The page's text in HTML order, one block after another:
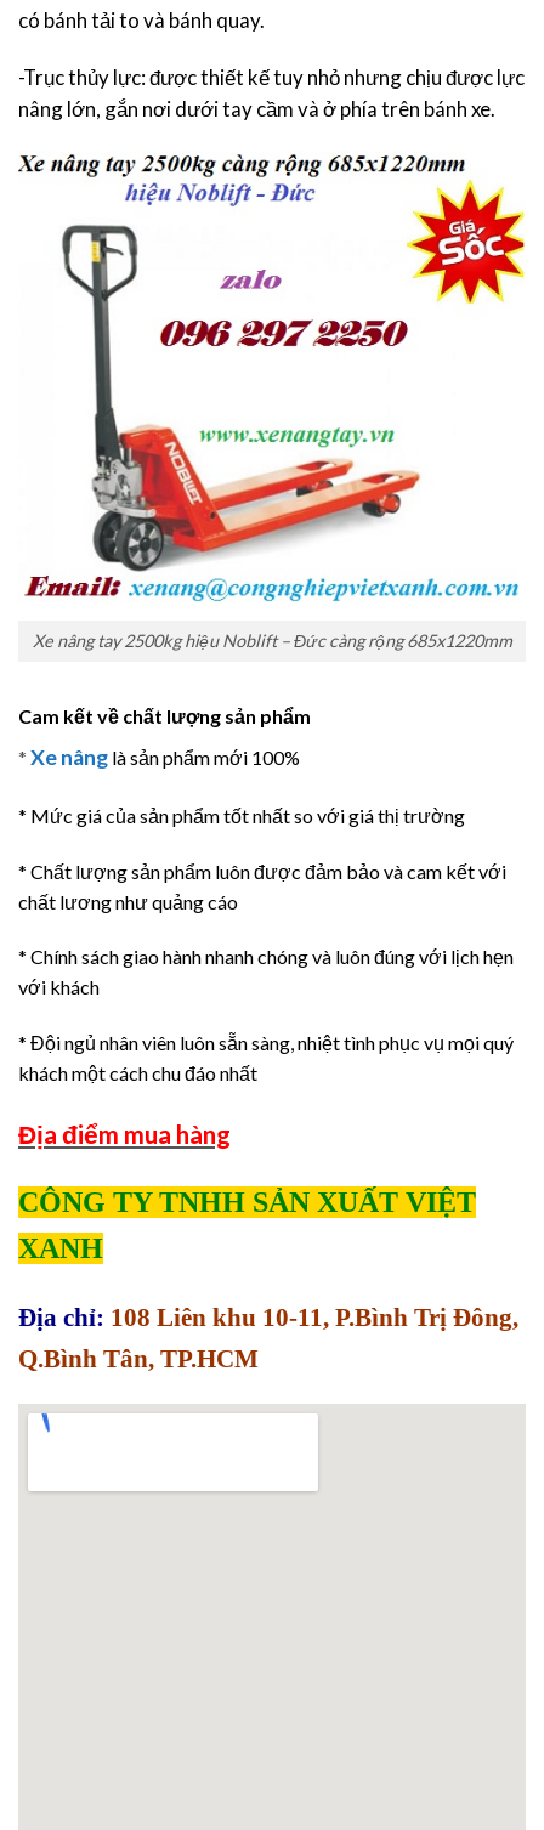
có bánh tải to và bánh quay.
-Trục thủy lực: được thiết kế tuy nhỏ nhưng chịu được lực
nâng lớn, gắn nơi dưới tay cầm và ở phía trên bánh xe.
Xe nâng tay 2500kg hiệu Noblift – Đức càng rộng 685x1220mm
Cam kết về chất lượng sản phẩm
* Xe nâng là sản phẩm mới 100%
* Mức giá của sản phẩm tốt nhất so với giá thị trường
* Chất lượng sản phẩm luôn được đảm bảo và cam kết với
chất lương như quảng cáo
* Chính sách giao hành nhanh chóng và luôn đúng với lịch hẹn
với khách
* Đội ngủ nhân viên luôn sẵn sàng, nhiệt tình phục vụ mọi quý
khách một cách chu đáo nhất
Địa điểm mua hàng
CÔNG TY TNHH SẢN XUẤT VIỆT
XANH
Địa chỉ: 108 Liên khu 10-11, P.Bình Trị Đông,
Q.Bình Tân, TP.HCM